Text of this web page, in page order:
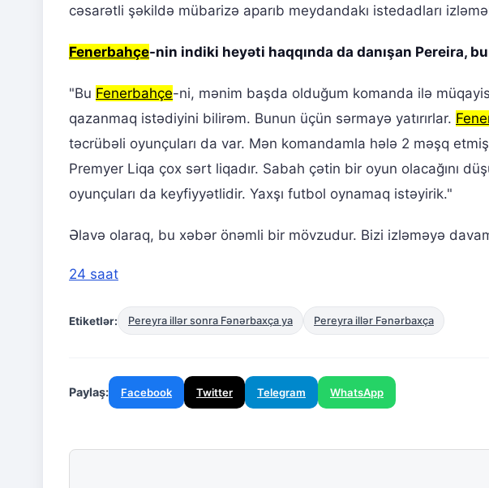
cəsarətli şəkildə mübarizə aparıb meydandakı istedadları
Fenerbahçe-nin indiki heyəti haqqında da danışan Pereira,
"Bu Fenerbahçe-ni, mənim başda olduğum komanda ilə
qazanmaq istədiyini bilirəm. Bunun üçün sərmayə yatırırlar.
təcrübəli oyunçuları da var. Mən komandamla hələ 2 məşq
Premyer Liqa çox sərt liqadır. Sabah çətin bir oyun olacağını
oyunçuları da keyfiyyətlidir. Yaxşı futbol oynamaq istəyirik."
Əlavə olaraq, bu xəbər önəmli bir mövzudur. Bizi izləməyə
24 saat
Etiketlər: Pereyra illər sonra Fənərbaxça ya Pereyra illər Fənərbaxça
Paylaş: Facebook Twitter Telegram WhatsApp